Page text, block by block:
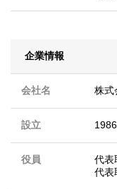
企業情報
会社名 株式
設立
役員
代
代